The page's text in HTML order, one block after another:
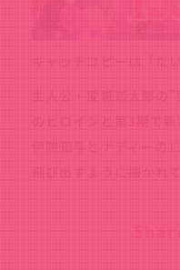
キャッチコピーは「だ
主人公・愛城恋太郎の
のヒロインと第3期で
伊院知与とナディーの
飛び出すように描かれ